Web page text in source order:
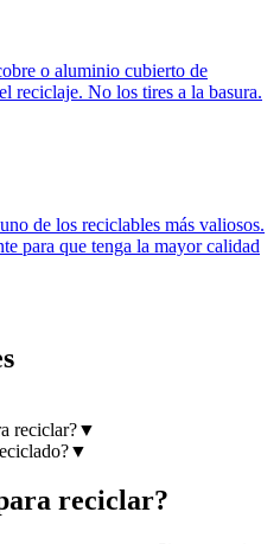
o aluminio cubierto de
reciclaje. No los tires a la basura.
de los reciclables más valiosos.
para que tenga la mayor calidad
reciclar?▼
▼
reciclar?